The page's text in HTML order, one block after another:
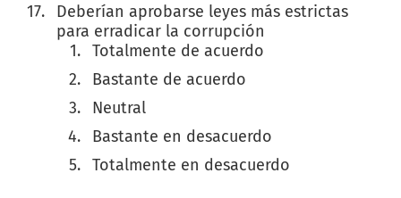
Deberían aprobarse leyes más estrictas
para erradicar la corrupción
Totalmente de acuerdo
Bastante de acuerdo
Neutral
Bastante en desacuerdo
Totalmente en desacuerdo